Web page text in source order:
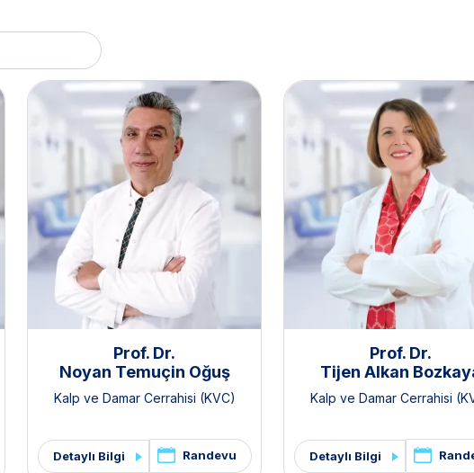
Prof. Dr.
Noyan Temuçin Oğuş
Kalp ve Damar Cerrahisi (KVC)
Detaylı Bilgi Randevu
Prof. Dr.
Tijen Alkan
Kalp ve Damar Cerrahisi
Detaylı Bilgi